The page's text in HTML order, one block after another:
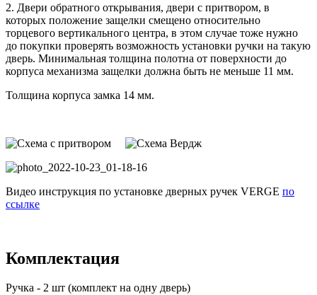
2. Двери обратного открывания, двери с притвором, в
которых положение защелки смещено относительно
торцевого вертикального центра, в этом случае тоже нужно
до покупки проверять возможность установки ручки на такую
дверь. Минимальная толщина полотна от поверхности до
корпуса механизма защелки должна быть не меньше 11 мм.
Толщина корпуса замка 14 мм.
Видео инструкция по установке дверных ручек VERGE по
ссылке
Комплектация
Ручка - 2 шт (комплект на одну дверь)